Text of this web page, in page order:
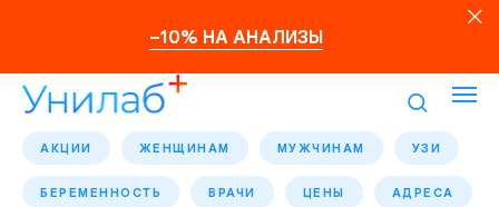
–10% НА АНАЛИЗЫ
АКЦИИ ЖЕНЩИНАМ МУЖЧИНАМ УЗИ
БЕРЕМЕННОСТЬ ВРАЧИ ЦЕНЫ АДРЕСА